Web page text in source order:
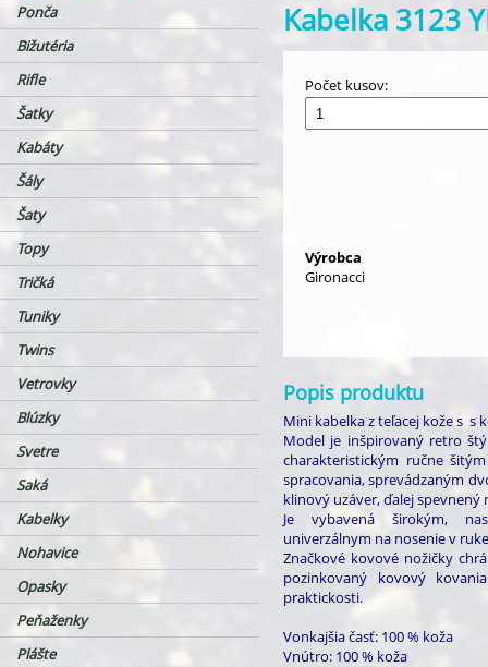
Ponča
Bižutéria
Rifle
Šatky
Kabáty
Šály
Šaty
Topy
Tričká
Tuniky
Twins
Vetrovky
Blúzky
Svetre
Saká
Kabelky
Nohavice
Opasky
Peňaženky
Plášte
Kabelka 3123
Počet kusov:
Výrobca
Gironacci
Popis produktu
Mini kabelka z teľacej kože s s
Model je inšpirovaný retro
charakteristickým ručne
spracovania, sprevádzaným
klinový uzáver, ďalej
Je vybavená širokým,
univerzálnym na nosenie v
Značkové kovové nožičky
pozinkovaný kovový
praktickosti.
Vonkajšia časť: 100 % koža
Vnútro: 100 % koža